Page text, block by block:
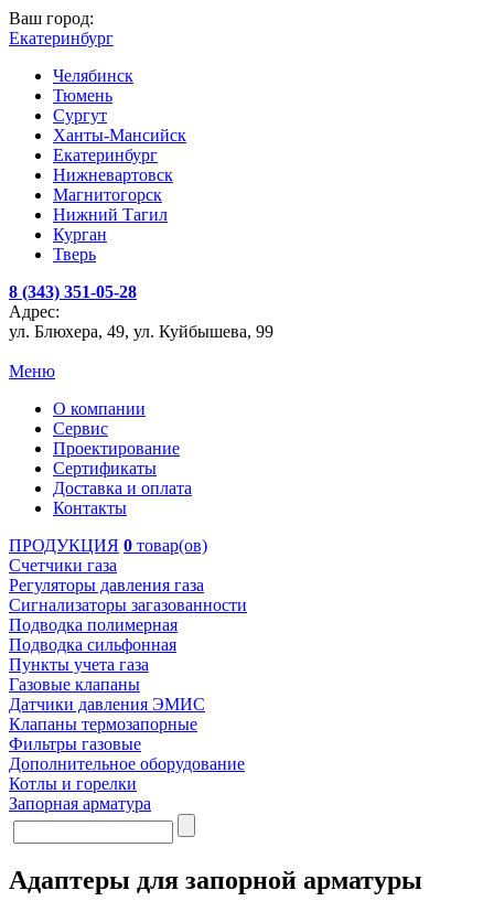
Ваш город:
Екатеринбург
Челябинск
Тюмень
Сургут
Ханты-Мансийск
Екатеринбург
Нижневартовск
Магнитогорск
Нижний Тагил
Курган
Тверь
8 (343) 351-05-28
Адрес:
ул. Блюхера, 49, ул. Куйбышева, 99
Меню
О компании
Сервис
Проектирование
Сертификаты
Доставка и оплата
Контакты
ПРОДУКЦИЯ 0 товар(ов)
Счетчики газа
Регуляторы давления газа
Сигнализаторы загазованности
Подводка полимерная
Подводка сильфонная
Пункты учета газа
Газовые клапаны
Датчики давления ЭМИС
Клапаны термозапорные
Фильтры газовые
Дополнительное оборудование
Котлы и горелки
Запорная арматура
Адаптеры для запорной арматуры